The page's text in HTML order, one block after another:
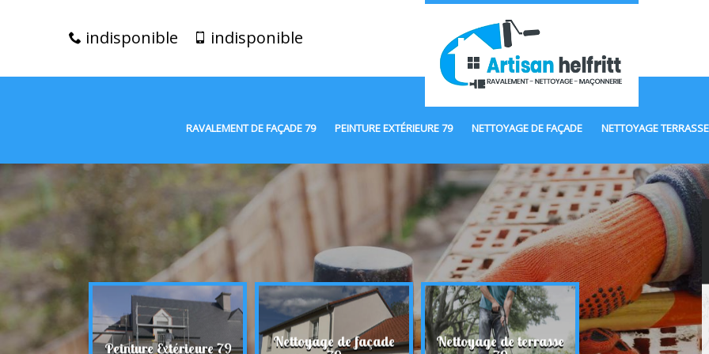
indisponible indisponible
RAVALEMENT DE FAÇADE 79 PEINTURE EXTÉRIEURE 79 NETTOYAGE DE FAÇADE NETTOYAGE
de façade Peinture Extérieure 79 Nettoyage de façade Nettoyage de terrasse Maçonnerie